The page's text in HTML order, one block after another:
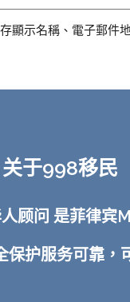
顯示名稱、電子郵件
于998移民
顾问 是菲律宾
保护服务可靠，